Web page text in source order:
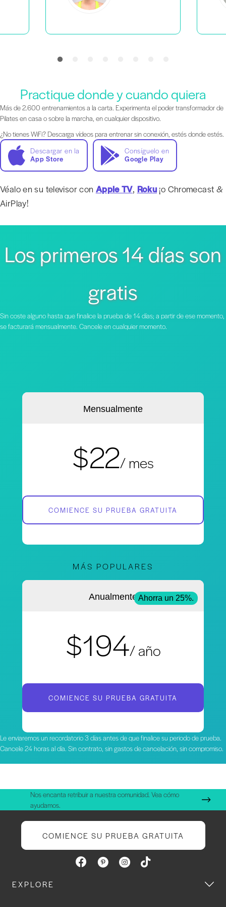
Practique donde y cuando quiera
Más de 2.600 entrenamientos a la carta. Experimenta el poder transformador de
Pilates en casa o sobre la marcha, en cualquier dispositivo.
¿No tienes WiFi? Descarga vídeos para entrenar sin conexión, estés donde estés.
Descargar en la
App Store
Consíguelo en
Google Play
Véalo en su televisor con Apple TV, Roku¡o Chromecast &
AirPlay!
Los primeros 14 días son
gratis
Sin coste alguno hasta que finalice la prueba de 14 días; a partir de ese momento,
se facturará mensualmente. Cancele en cualquier momento.
Mensualmente
$22/ mes
COMIENCE SU PRUEBA GRATUITA
MÁS POPULARES
AnualmenteAhorra un 25%.
$194/ año
COMIENCE SU PRUEBA GRATUITA
Le enviaremos un recordatorio 3 días antes de que finalice su periodo de prueba.
Cancele 24 horas al día. Sin contrato, sin gastos de cancelación, sin compromiso.
Nos encanta retribuir a nuestra comunidad. Vea cómo
ayudamos.
COMIENCE SU PRUEBA GRATUITA
EXPLORE